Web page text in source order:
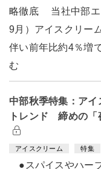
略徹底 当社中部エ
9月）アイスクリー
伴い前年比約4％増
む
中部秋季特集：ア
トレンド 締めの「
アイスクリーム 特集
●スパイスやハー